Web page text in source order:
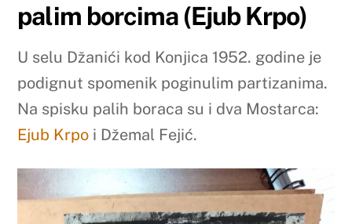
palim borcima (Ejub Krpo)
U selu Džanići kod Konjica 1952. godine je
podignut spomenik poginulim partizanima.
Na spisku palih boraca su i dva Mostarca:
Ejub Krpo i Džemal Fejić.